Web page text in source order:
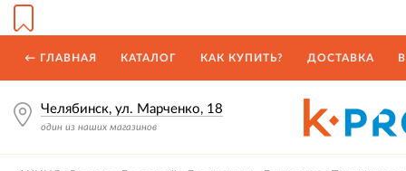
← ГЛАВНАЯ КАТАЛОГ КАК КУПИТЬ? ДОСТАВКА
Челябинск, ул. Марченко, 18
один из наших магазинов